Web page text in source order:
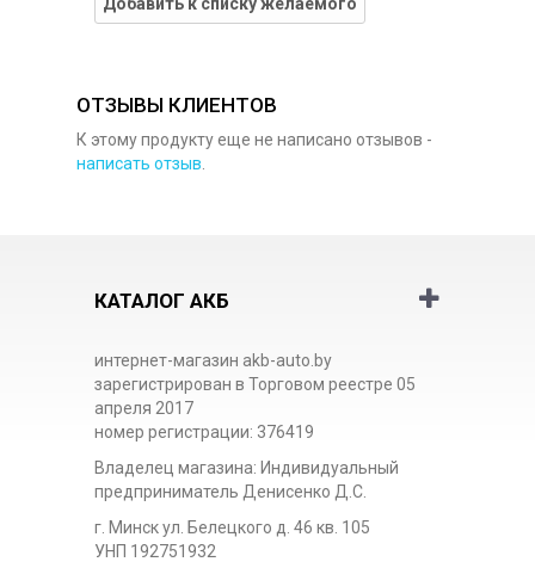
Добавить к списку желаемого
ОТЗЫВЫ КЛИЕНТОВ
К этому продукту еще не написано отзывов -
написать отзыв.
КАТАЛОГ АКБ
интернет-магазин akb-auto.by
зарегистрирован в Торговом реестре 05
апреля 2017
номер регистрации: 376419
Владелец магазина: Индивидуальный
предприниматель Денисенко Д.С.
г. Минск ул. Белецкого д. 46 кв. 105
УНП 192751932